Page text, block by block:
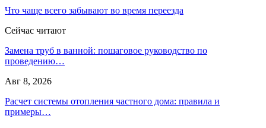
Что чаще всего забывают во время переезда
Сейчас читают
Замена труб в ванной: пошаговое руководство по
проведению…
Авг 8, 2026
Расчет системы отопления частного дома: правила и
примеры…